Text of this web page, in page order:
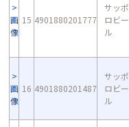
画
像
15 4901880201777
サッポ
ロビー
ル
画
像
16 4901880201487
サッポ
ロビー
ル